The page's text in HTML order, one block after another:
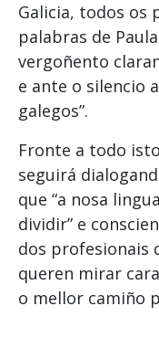
Galicia, todos os
palabras de
vergoñento
e ante o silencio
galegos”.
Fronte a todo
seguirá
que “a nosa
dividir” e
dos profesionais
queren mirar
o mellor camiño